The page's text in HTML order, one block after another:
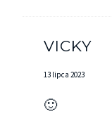
VICKY
13 lipca 2023
🙂